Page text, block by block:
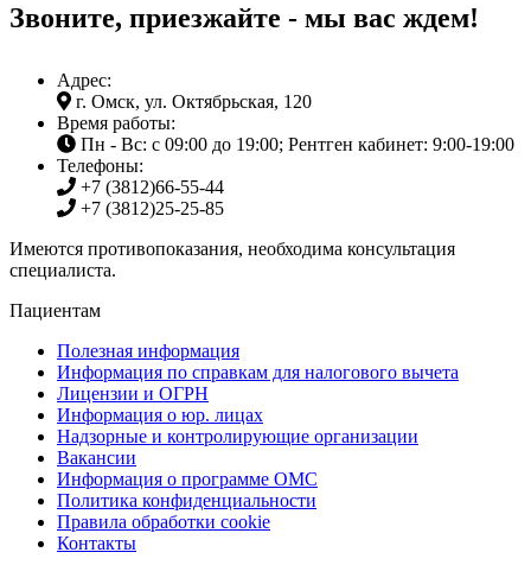
Звоните, приезжайте - мы вас ждем!
Адрес:
г. Омск, ул. Октябрьская, 120
Время работы:
Пн - Вс: с 09:00 до 19:00; Рентген кабинет: 9:00-19:00
Телефоны:
+7 (3812)66-55-44
+7 (3812)25-25-85
Имеются противопоказания, необходима консультация
специалиста.
Пациентам
Полезная информация
Информация по справкам для налогового вычета
Лицензии и ОГРН
Информация о юр. лицах
Надзорные и контролирующие организации
Вакансии
Информация о программе ОМС
Политика конфиденциальности
Правила обработки cookie
Контакты